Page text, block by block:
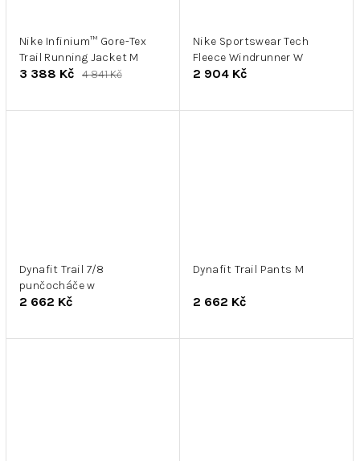
Nike Infinium™ Gore-Tex
Trail Running Jacket M
3 388 Kč 4 841 Kč
Nike Sportswear Tech
Fleece Windrunner W
2 904 Kč
Dynafit Trail 7/8
punčocháče w
2 662 Kč
Dynafit Trail Pants M
2 662 Kč